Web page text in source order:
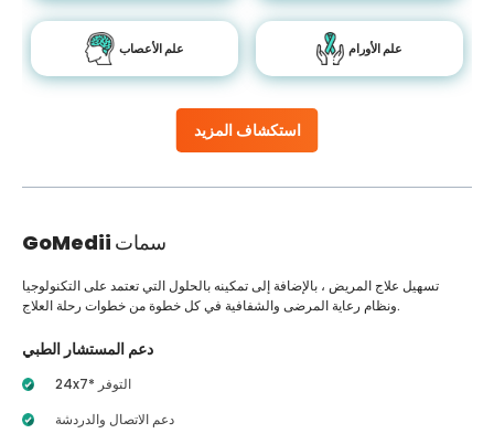
استكشاف المزيد
علم الأعصاب علم الأورام
GoMedii سمات
تسهيل علاج المريض ، بالإضافة إلى تمكينه بالحلول التي تعتمد على التكنولوجيا
ونظام رعاية المرضى والشفافية في كل خطوة من خطوات رحلة العلاج.
دعم المستشار الطبي
24x7* التوفر
دعم الاتصال والدردشة